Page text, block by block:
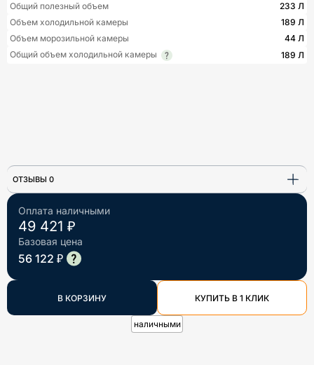
Оплата наличными
49 421 ₽
Базовая цена
56 122 ₽
В КОРЗИНУ КУПИТЬ В 1 КЛИК
наличными
Общий полезный объем
233 Л
Объем холодильной камеры
189 Л
Объем морозильной камеры
44 Л
Общий объем холодильной камеры
189 Л
ОТЗЫВЫ 0